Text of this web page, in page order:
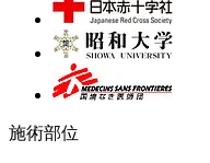
施術部位